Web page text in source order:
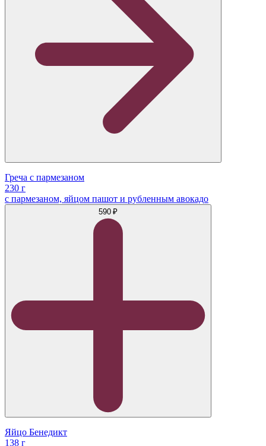
Греча с пармезаном
230 г
с пармезаном, яйцом пашот и рубленным авокадо
590 ₽
Яйцо Бенедикт
138 г